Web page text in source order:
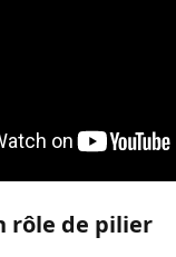
rôle de pilier